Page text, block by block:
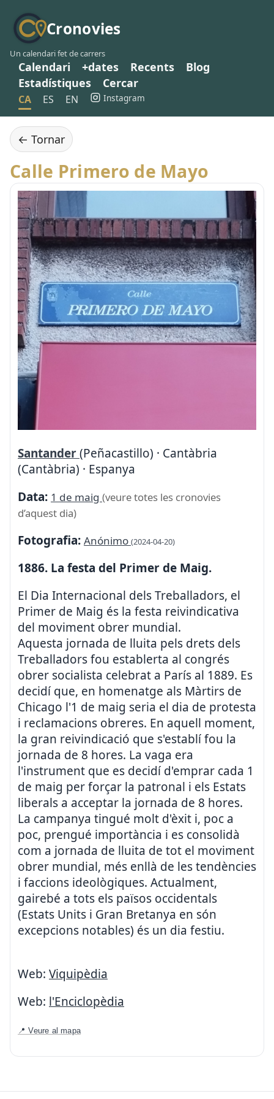
Cronovies
Un calendari fet de carrers
Calendari +dates Recents
Blog
Estadístiques
Cercar
CA ES EN Instagram
← Tornar
Calle Primero de Mayo
Santander(Peñacastillo) · Cantàbria
(Cantàbria) · Espanya
Data: 1 de maig (veure totes les cronovies
d’aquest dia)
Fotografia: Anónimo (2024-04-20)
1886. La festa del Primer de Maig.
El Dia Internacional dels Treballadors, el
Primer de Maig és la festa reivindicativa
del moviment obrer mundial.
Aquesta jornada de lluita pels drets dels
Treballadors fou establerta al congrés
obrer socialista celebrat a París al 1889. Es
decidí que, en homenatge als Màrtirs de
Chicago l'1 de maig seria el dia de protesta
i reclamacions obreres. En aquell moment,
la gran reivindicació que s'establí fou la
jornada de 8 hores. La vaga era
l'instrument que es decidí d'emprar cada 1
de maig per forçar la patronal i els Estats
liberals a acceptar la jornada de 8 hores.
La campanya tingué molt d'èxit i, poc a
poc, prengué importància i es consolidà
com a jornada de lluita de tot el moviment
obrer mundial, més enllà de les tendències
i faccions ideològiques. Actualment,
gairebé a tots els països occidentals
(Estats Units i Gran Bretanya en són
excepcions notables) és un dia festiu.
Web: Viquipèdia
Web: l'Enciclopèdia
📍 Veure al mapa